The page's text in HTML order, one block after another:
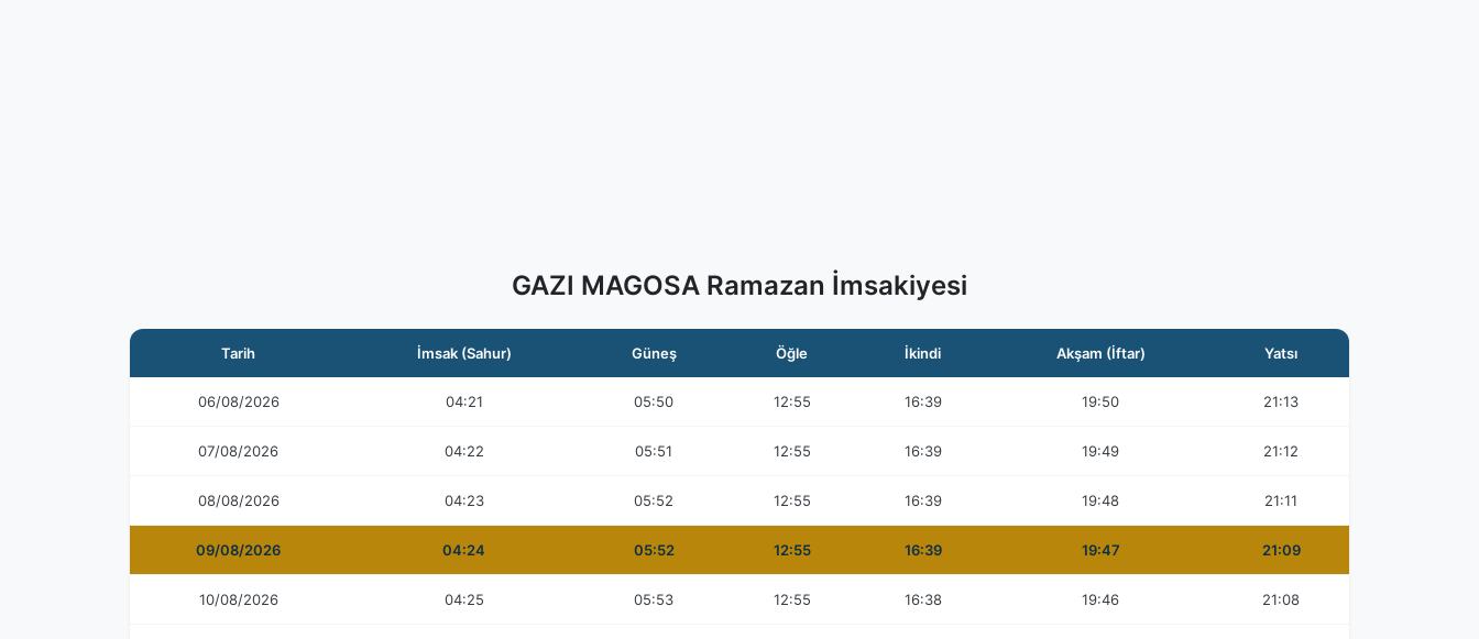
GAZI MAGOSA Ramazan İmsakiyesi
Tarih İmsak (Sahur) Güneş Öğle İkindi Akşam (İftar) Yatsı
06/08/2026 04:21 05:50 12:55 16:39 19:50 21:13
07/08/2026 04:22 05:51 12:55 16:39 19:49 21:12
08/08/2026 04:23 05:52 12:55 16:39 19:48 21:11
09/08/2026 04:24 05:52 12:55 16:39 19:47 21:09
10/08/2026 04:25 05:53 12:55 16:38 19:46 21:08